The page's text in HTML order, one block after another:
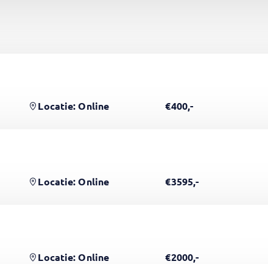
Locatie: Online €400,-
Locatie: Online €3595,-
Locatie: Online €2000,-